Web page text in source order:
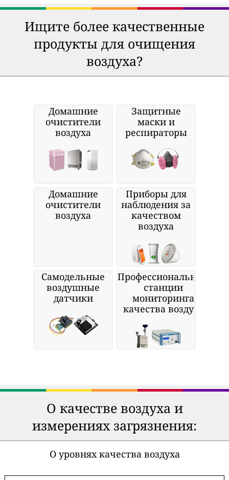
Ищите более качественные
продукты для очищения
воздуха?
Домашние
очистители
воздуха
Защитные
маски и
респираторы
Домашние
очистители
воздуха
Приборы для
наблюдения за
качеством
воздуха
Самодельные
воздушные
датчики
Профессиональные
станции
мониторинга
качества воздуха
О качестве воздуха и
измерениях загрязнения:
О уровнях качества воздуха